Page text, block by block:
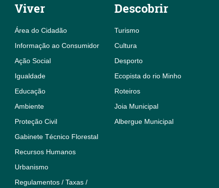
Viver
Área do Cidadão
Informação ao Consumidor
Ação Social
Igualdade
Educação
Ambiente
Proteção Civil
Gabinete Técnico Florestal
Recursos Humanos
Urbanismo
Regulamentos / Taxas /
Descobrir
Turismo
Cultura
Desporto
Ecopista do rio Minho
Roteiros
Joia Municipal
Albergue Municipal